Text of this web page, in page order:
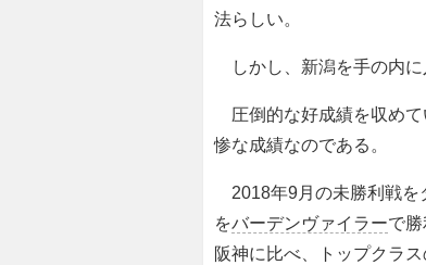
法らしい。
しかし、新潟を手の内に
圧倒的な好成績を収めて
惨な成績なのである。
2018年9月の未勝利戦を
をバーデンヴァイラーで
阪神に比べ、トップクラ